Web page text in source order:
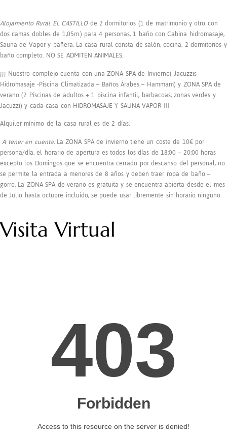
Alojamiento Rural EL CASTILLOde 2 dormitorios (1 de matrimonio y otro con
dos camas dobles de 1,05m.) para 4 personas, 1 baño conCabina hidromasaje,
Sauna de Vapory bañera. La casa rural consta de salón, cocina, 2 dormitorios y
baño completo. NO SE ADMITEN ANIMALES.
¡¡¡ Nuestro complejo cuenta con una ZONA SPA de Invierno( Jacuzzis –
Hidromasaje -Piscina Climatizada – Baños Árabes – Hammam) y ZONA SPA de
verano (2 Piscinas de adultos + 1 piscina infantil, barbacoas, zonas verdes y
Jacuzzi) y cada casa con HIDROMASAJE Y SAUNA VAPOR !!!
Alquiler mínimo de la casa rural es de 2 días.
A tener en cuenta:La ZONA SPA de invierno tiene un coste de 10€ por
persona/día, el horario de apertura es todos los días de 18:00 – 20:00 horas
excepto los Domingos que se encuentra cerrado por descanso del personal, no
se permite la entrada a menores de 8 años y deben traer ropa de baño –
gorro. La ZONA SPA de verano es gratuita y se encuentra abierta desde el mes
de Julio hasta octubre incluido, se puede usar libremente sin horario ninguno.
Visita Virtual